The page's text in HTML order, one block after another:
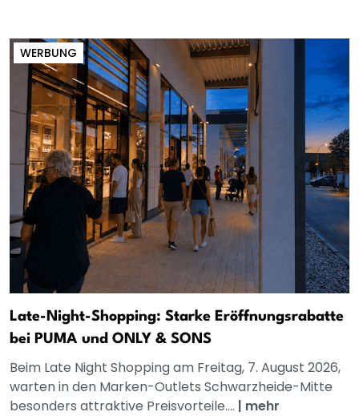
WERBUNG
Late-Night-Shopping: Starke Eröffnungsrabatte
bei PUMA und ONLY & SONS
Beim Late Night Shopping am Freitag, 7. August 2026,
warten in den Marken-Outlets Schwarzheide-Mitte
besonders attraktive Preisvorteile.... | mehr